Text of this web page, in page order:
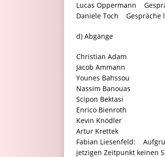
Lucas Oppermann
Daniele Toch Gespräche
d) Abgänge
Christian Adam
Jacob Ammann
Younes Bahssou
Nassim Banouas
Scipon Bektasi
Enrico Bienroth
Kevin Knödler
Artur Krettek
Fabian Liesenfeld:
jetzigen Zeitpunkt keinen